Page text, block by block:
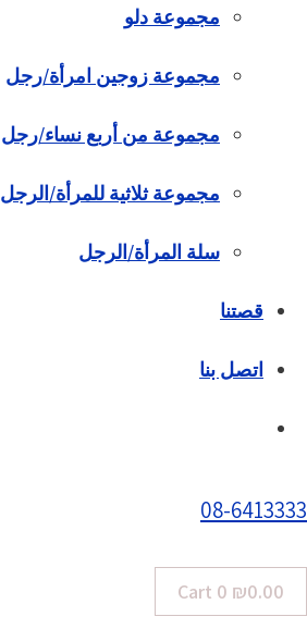
مجموعة دلو
مجموعة زوجين امرأة/رجل
مجموعة من أربع نساء/رجل
مجموعة ثلاثية للمرأة/الرجل
سلة المرأة/الرجل
قصتنا
اتصل بنا
08-6413333
₪0.00
0
Cart